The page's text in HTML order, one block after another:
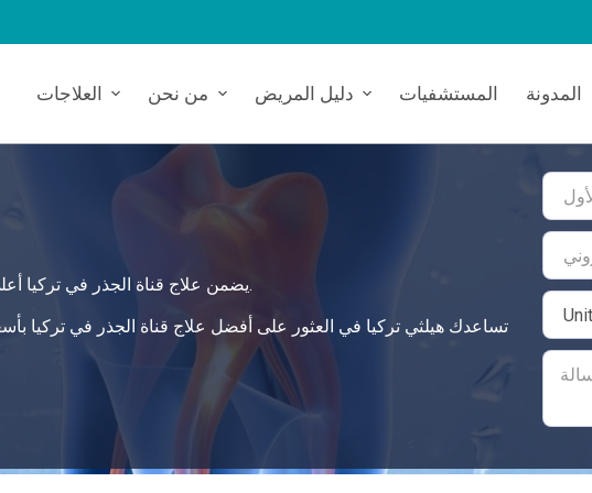
العلاجات من نحن دليل المريض المستشفيات المدونة
يضمن علاج قناة الجذر في تركيا أعلى معايير الرعاية، حيث يقدم حلاً شاملاً وآمناً لاحتياجاتك الصحية.